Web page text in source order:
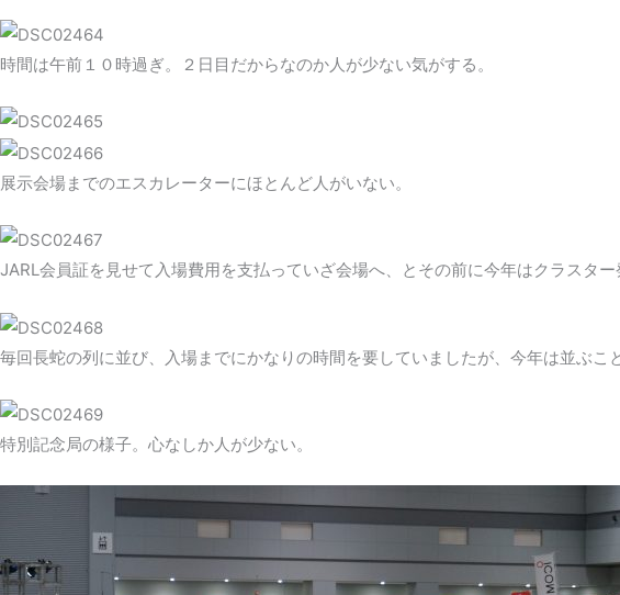
時間は午前１０時過ぎ。２日目だからなのか人が少ない気がする。
展示会場までのエスカレーターにほとんど人がいない。
JARL会員証を見せて入場費用を支払っていざ会場へ、とその前に今年はクラスタ
毎回長蛇の列に並び、入場までにかなりの時間を要していましたが、今年は並ぶ
特別記念局の様子。心なしか人が少ない。